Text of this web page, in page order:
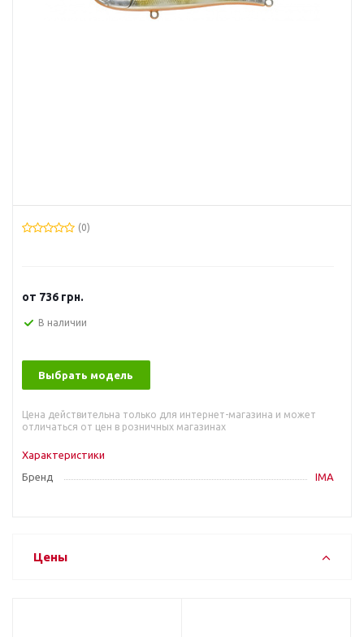
(0)
от 736 грн.
В наличии
Выбрать модель
Цена действительна только для интернет-магазина и может
отличаться от цен в розничных магазинах
Характеристики
Бренд
IMA
Цены